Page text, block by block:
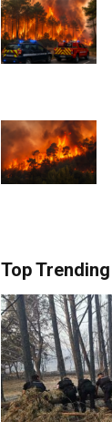
Top Trending